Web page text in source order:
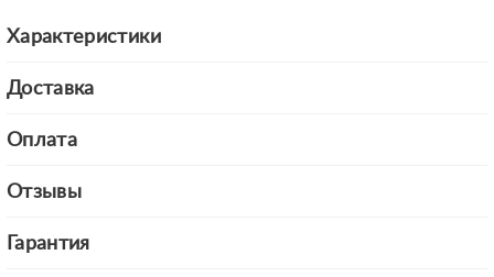
Характеристики
Доставка
Оплата
Отзывы
Гарантия